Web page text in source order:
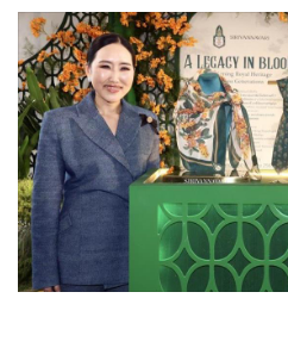
ละคร
• CbizReview
• Cyber BIZ
• ผู้จัดกวน
• Good health & Well-being
• Green Innovation & SD
• Management & HR
• MGR Live